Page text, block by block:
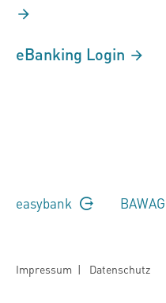
eBanking Login
easybank BAWAG
Impressum | Datenschutz